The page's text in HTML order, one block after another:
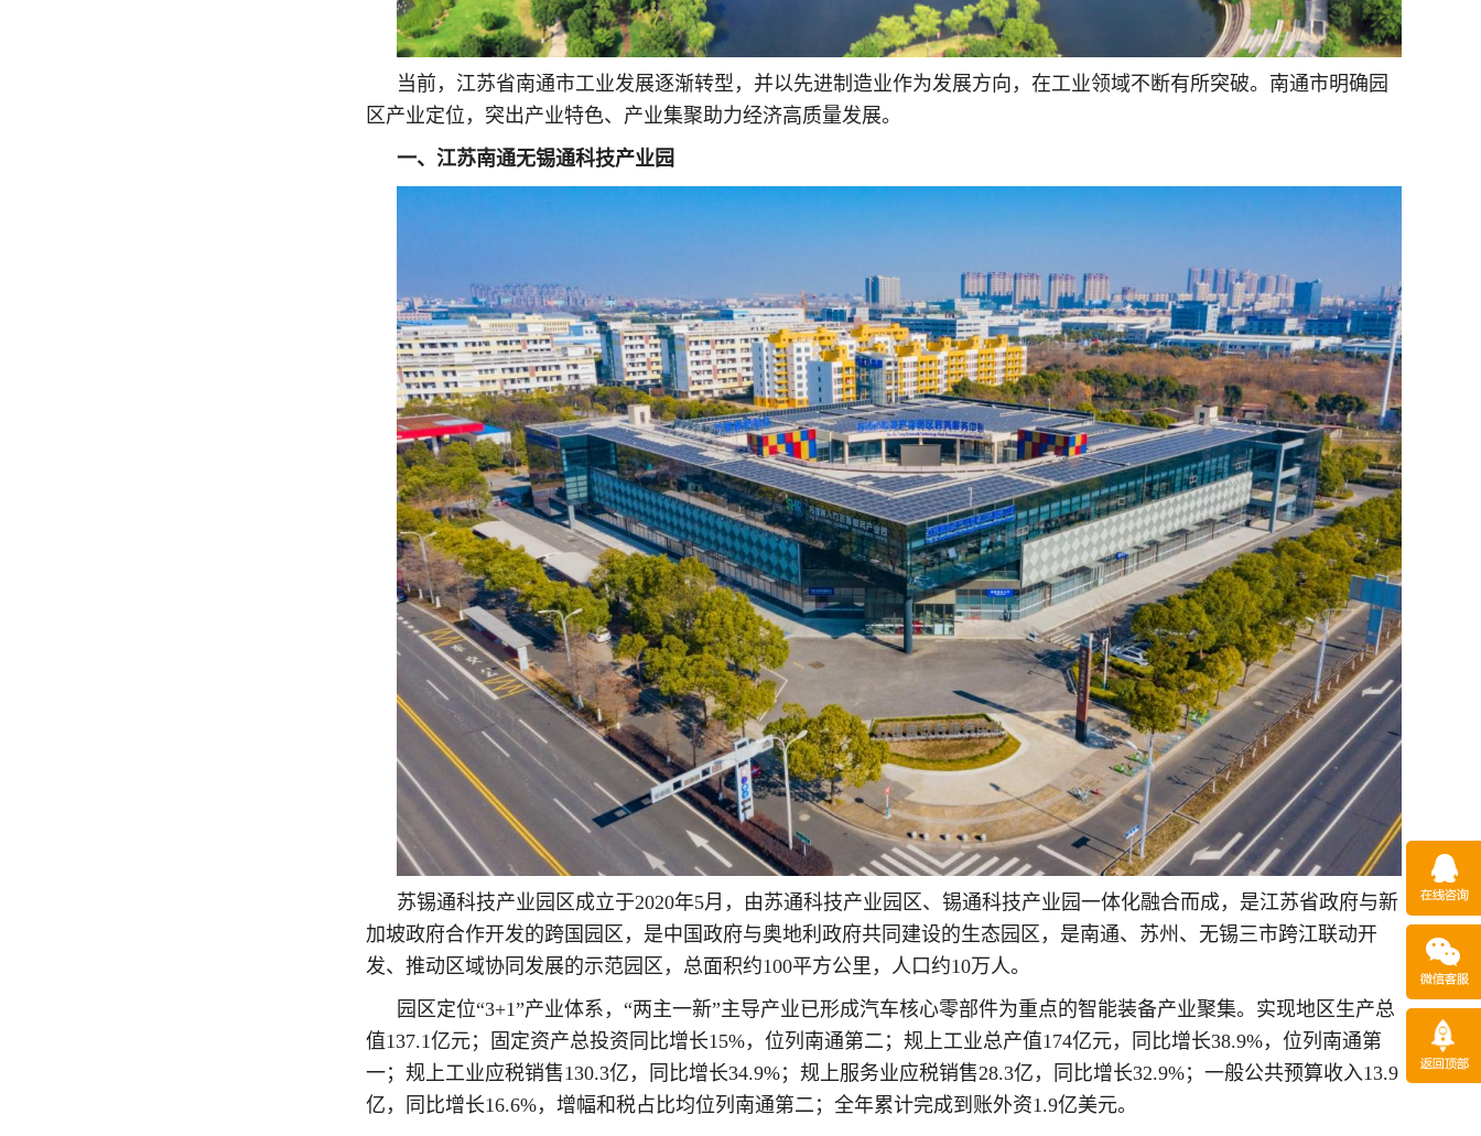
当前，江苏省南通市工业发展逐渐转型，并以先进制造业作为发展方向，在工业领域不断有所突破。南通市明确园
区产业定位，突出产业特色、产业集聚助力经济高质量发展。
一、江苏南通无锡通科技产业园
苏锡通科技产业园区成立于2020年5月，由苏通科技产业园区、锡通科技产业园一体化融合而成，是江苏省政府与新
加坡政府合作开发的跨国园区，是中国政府与奥地利政府共同建设的生态园区，是南通、苏州、无锡三市跨江联动开
发、推动区域协同发展的示范园区，总面积约100平方公里，人口约10万人。
园区定位“3+1”产业体系，“两主一新”主导产业已形成汽车核心零部件为重点的智能装备产业聚集。实现地区生产总
值137.1亿元；固定资产总投资同比增长15%，位列南通第二；规上工业总产值174亿元，同比增长38.9%，位列南通第
一；规上工业应税销售130.3亿，同比增长34.9%；规上服务业应税销售28.3亿，同比增长32.9%；一般公共预算收入13.9
亿，同比增长16.6%，增幅和税占比均位列南通第二；全年累计完成到账外资1.9亿美元。